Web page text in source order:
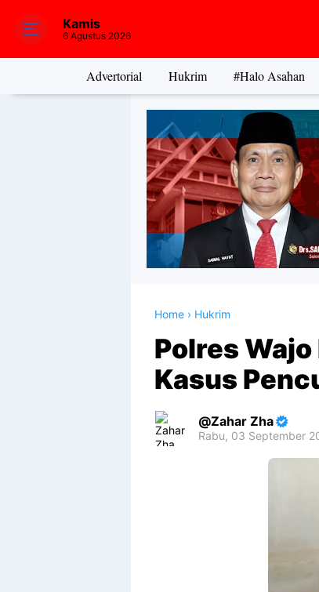
Kamis
6 Agustus 2026
Advertorial Hukrim #Halo Asahan
Home › Hukrim
Polres
Kasus
Zahar Zha
Rabu, 03 September